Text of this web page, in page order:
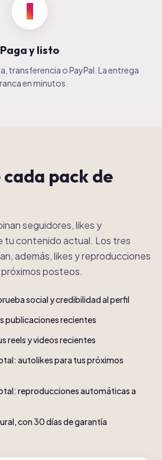
3
Paga y listo
transferencia o PayPal. La entrega
en minutos.
cada pack de
seguidores, likes y
tu contenido actual. Los tres
además, likes y reproducciones
posteos.
social y credibilidad al perfil
publicaciones recientes
reels y videos recientes
autolikes para tus próximos
reproducciones automáticas a
con 30 días de garantía